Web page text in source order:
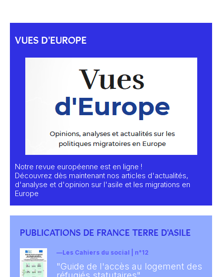
VUES D'EUROPE
Notre revue européenne est en ligne !
Découvrez dès maintenant nos articles d'actualités,
d'analyse et d'opinion sur l'asile et les migrations en
Europe
PUBLICATIONS DE FRANCE TERRE D'ASILE
Les Cahiers du social | n°12
"Guide de l'accès au logement des